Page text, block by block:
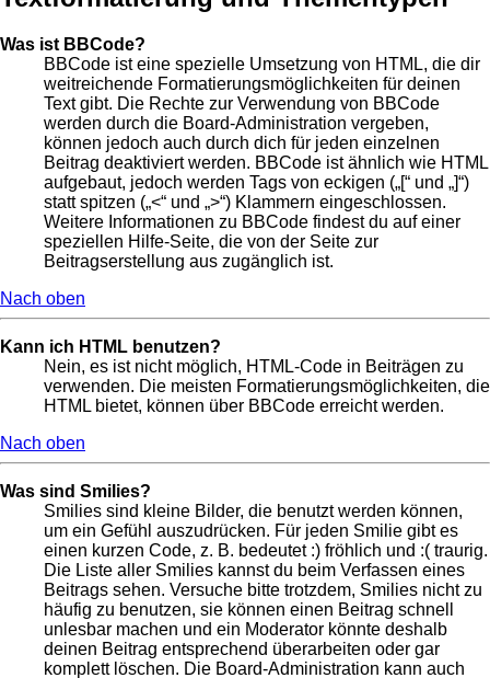
Was ist BBCode?
BBCode ist eine spezielle Umsetzung von HTML, die dir
weitreichende Formatierungsmöglichkeiten für deinen
Text gibt. Die Rechte zur Verwendung von BBCode
werden durch die Board-Administration vergeben,
können jedoch auch durch dich für jeden einzelnen
Beitrag deaktiviert werden. BBCode ist ähnlich wie HTML
aufgebaut, jedoch werden Tags von eckigen („[“ und „]“)
statt spitzen („<“ und „>“) Klammern eingeschlossen.
Weitere Informationen zu BBCode findest du auf einer
speziellen Hilfe-Seite, die von der Seite zur
Beitragserstellung aus zugänglich ist.
Nach oben
Kann ich HTML benutzen?
Nein, es ist nicht möglich, HTML-Code in Beiträgen zu
verwenden. Die meisten Formatierungsmöglichkeiten, die
HTML bietet, können über BBCode erreicht werden.
Nach oben
Was sind Smilies?
Smilies sind kleine Bilder, die benutzt werden können,
um ein Gefühl auszudrücken. Für jeden Smilie gibt es
einen kurzen Code, z. B. bedeutet :) fröhlich und :( traurig.
Die Liste aller Smilies kannst du beim Verfassen eines
Beitrags sehen. Versuche bitte trotzdem, Smilies nicht zu
häufig zu benutzen, sie können einen Beitrag schnell
unlesbar machen und ein Moderator könnte deshalb
deinen Beitrag entsprechend überarbeiten oder gar
komplett löschen. Die Board-Administration kann auch